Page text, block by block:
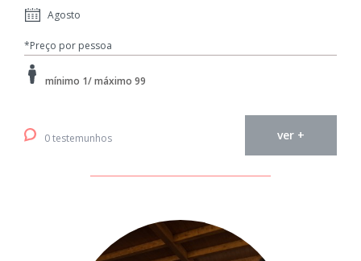
Agosto
*Preço por pessoa
mínimo 1/ máximo 99
0 testemunhos ver +